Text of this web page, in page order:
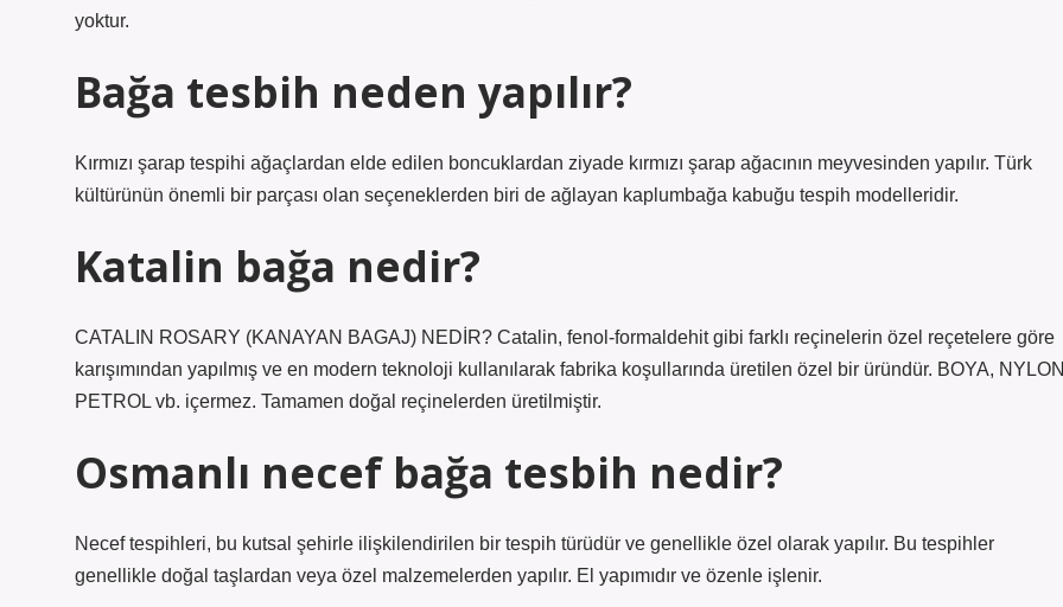
yoktur.
Bağa tesbih neden yapılır?
Kırmızı şarap tespihi ağaçlardan elde edilen boncuklardan ziyade kırmızı şarap ağacının meyvesinden yapılır. Türk
kültürünün önemli bir parçası olan seçeneklerden biri de ağlayan kaplumbağa kabuğu tespih modelleridir.
Katalin bağa nedir?
CATALIN ROSARY (KANAYAN BAGAJ) NEDİR? Catalin, fenol-formaldehit gibi farklı reçinelerin özel reçetelere göre
karışımından yapılmış ve en modern teknoloji kullanılarak fabrika koşullarında üretilen özel bir üründür. BOYA,
PETROL vb. içermez. Tamamen doğal reçinelerden üretilmiştir.
Osmanlı necef bağa tesbih nedir?
Necef tespihleri, bu kutsal şehirle ilişkilendirilen bir tespih türüdür ve genellikle özel olarak yapılır. Bu tespihler
genellikle doğal taşlardan veya özel malzemelerden yapılır. El yapımıdır ve özenle işlenir.